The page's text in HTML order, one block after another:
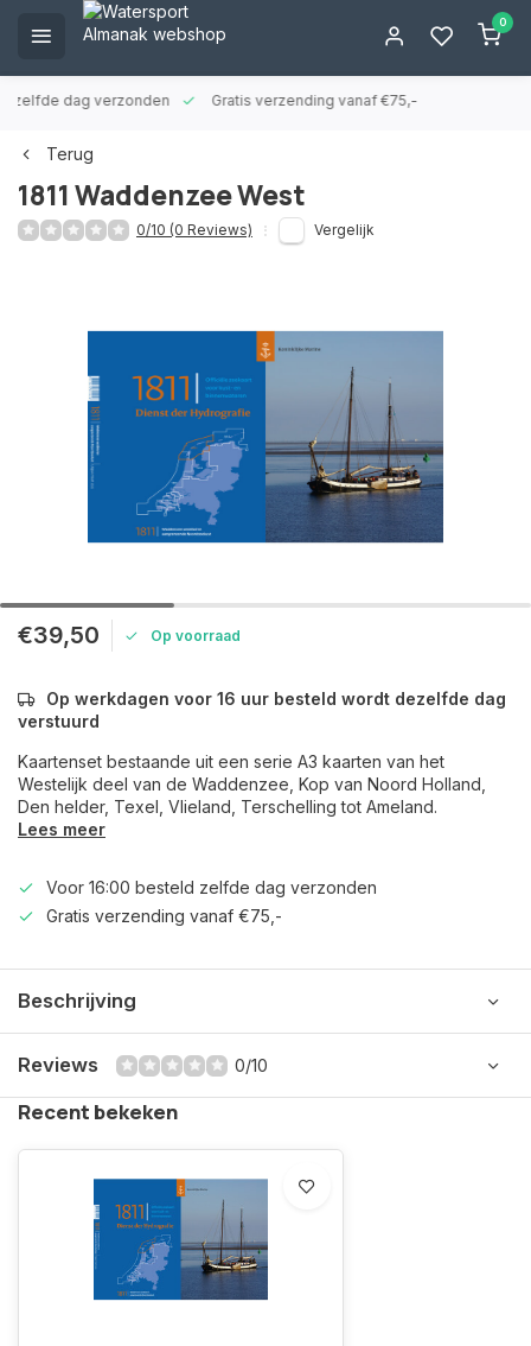
0
zelfde dag verzonden Gratis verzending vanaf €75,-
Terug
1811 Waddenzee West
0/10 (0 Reviews) Vergelijk
€39,50 Op voorraad
Op werkdagen voor 16 uur besteld wordt dezelfde dag
verstuurd
Kaartenset bestaande uit een serie A3 kaarten van het
Westelijk deel van de Waddenzee, Kop van Noord Holland,
Den helder, Texel, Vlieland, Terschelling tot Ameland.
Lees meer
Voor 16:00 besteld zelfde dag verzonden
Gratis verzending vanaf €75,-
Beschrijving
Reviews 0/10
Recent bekeken